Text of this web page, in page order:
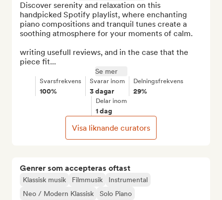
Genrer som accepteras oftast
Klassisk musik Filmmusik
Instrumental
Neo / Modern Klassisk
Solo Piano
Discover serenity and relaxation on this
handpicked Spotify playlist, where enchanting
piano compositions and tranquil tunes create a
soothing atmosphere for your moments of calm.
writing usefull reviews, and in the case that the
piece fit...
Se mer
Svarsfrekvens
100%
Svarar inom
3 dagar
Delningsfrekvens
29%
Delar inom
1 dag
Visa liknande curators